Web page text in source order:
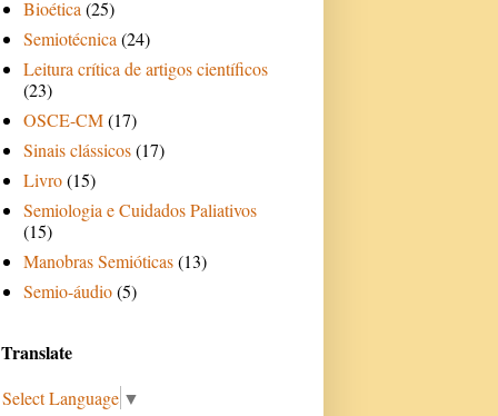
Bioética (25)
Semiotécnica (24)
Leitura crítica de artigos científicos
(23)
OSCE-CM(17)
Sinais clássicos(17)
Livro(15)
Semiologia e Cuidados Paliativos
(15)
Manobras Semióticas(13)
Semio-áudio(5)
Translate
Select Language ▼